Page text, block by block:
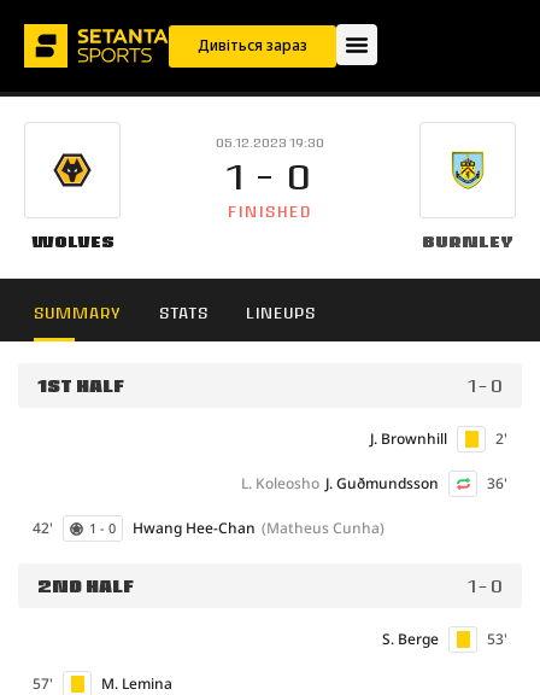
Дивіться зараз
Wolves
05.12.2023 19:30
1 - 0
FINISHED
Burnley
SUMMARY STATS LINEUPS
1ST HALF 1 - 0
2'
J. Brownhill
36'
J. Guðmunds­son
L. Koleosho
42' 1 - 0 Hwang Hee-Chan (Matheus Cunha)
2ND HALF 1 - 0
53'
S. Berge
57' M. Lemina